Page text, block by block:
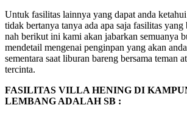
Untuk fasilitas lainnya yang dapat anda
tidak bertanya tanya ada apa saja fasilitas yang
nah berikut ini kami akan jabarkan semuanya
mendetail mengenai penginpan yang akan
sementara saat liburan bareng bersama teman
tercinta.
FASILITAS VILLA HENING DI
LEMBANG ADALAH SB :